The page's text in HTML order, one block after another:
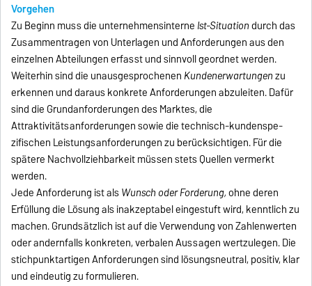
Vorgehen
Zu Beginn muss die unternehmensinterne Ist-Situationdurch das
Zusammentragen von Unterlagen und Anforderungen aus den
einzelnen Abteilungen erfasst und sinnvoll geordnet werden.
Weiterhin sind die unausgesprochenen Kundenerwartungenzu
erkennen und daraus konkrete Anforderungen abzuleiten. Dafür
sind die Grundanforderungen des Marktes, die
Attraktivitätsanforderungen sowie die technisch-kunden­spe­­­
zifischen Leistungsanforderungen zu berücksichtigen. Für die
spätere Nachvollziehbarkeit müssen stets Quellen vermerkt
werden.
Jede Anforderung ist alsWunsch oder Forderung,ohne deren
Erfüllung die Lösung als inakzeptabel eingestuft wird, kenntlich zu
machen. Grundsätzlich ist auf die Verwendung von Zahlenwerten
oder andernfalls konkreten, verbalen Aussagen wertzulegen. Die
stichpunktartigen Anforderungen sind lösungsneutral, positiv, klar
und eindeutig zu formulieren.